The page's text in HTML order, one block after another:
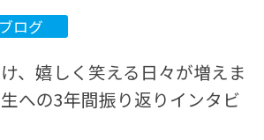
ブログ
、嬉しく笑える日々が増えま
への3年間振り返りインタビ